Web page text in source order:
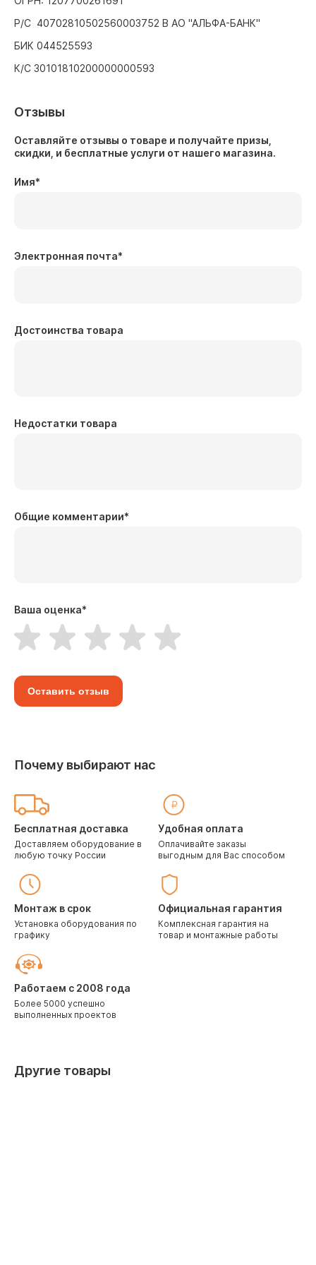
Р/С 40702810502560003752 В АО "АЛЬФА-БАНК"
БИК 044525593
К/С 30101810200000000593
Отзывы
Оставляйте отзывы о товаре и получайте призы,
скидки, и бесплатные услуги от нашего магазина.
Имя*
Электронная почта*
Достоинства товара
Недостатки товара
Общие комментарии*
Ваша оценка*
Оставить отзыв
Почему выбирают нас
Бесплатная доставка
Доставляем оборудование в
любую точку России
Удобная оплата
Оплачивайте заказы
выгодным для Вас способом
Монтаж в срок
Установка оборудования по
графику
Официальная гарантия
Комплексная гарантия на
товар и монтажные работы
Работаем с 2008 года
Более 5000 успешно
выполненных проектов
Другие товары